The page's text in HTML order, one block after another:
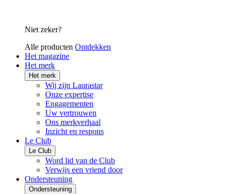
Niet zeker?
Alle producten Ontdekken
Het magazine
Het merk
Het merk
Wij zijn Laurastar
Onze expertise
Engagementen
Uw vertrouwen
Ons merkverhaal
Inzicht en respons
Le Club
Le Club
Word lid van de Club
Verwijs een vriend door
Ondersteuning
Ondersteuning